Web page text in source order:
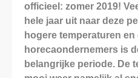
officieel: zomer 2019!
hele jaar uit naar deze
hogere temperaturen en
horecaondernemers is
belangrijke periode. De